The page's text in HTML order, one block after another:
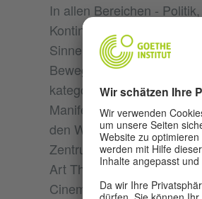
In allen Bereichen -
Kontinuitäten zwischen
Sinne eines radikalen
Bewegung das
kategorisch ab. Diese
Manifest, den Neuen
den Wiener Aktionismus,
Zentrum, den Film Study
Art Theater Guild.
Cinema“ mit den